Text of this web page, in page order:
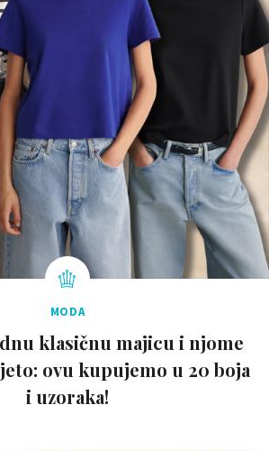
MODA
klasičnu majicu i njome
ovu kupujemo u 20 boja
i uzoraka!